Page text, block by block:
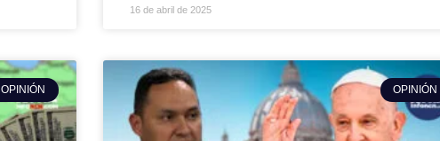
16 de abril de 2025
OPINIÓN OPINIÓN